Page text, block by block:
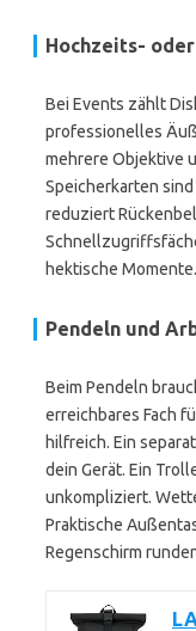
Hochzeits-
Bei Events zählt
professionelles
mehrere Objektive
Speicherkarten
reduziert
hektische Momente.
Pendeln und
Beim Pendeln
erreichbares Fach
hilfreich. Ein
dein Gerät. Ein
unkompliziert.
Praktische
Regenschirm